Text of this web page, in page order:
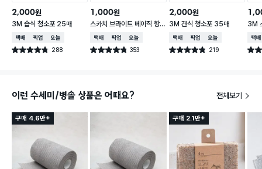
2,000원
3M 습식 청소포 25매
택배배송매장픽업오늘배송
별점 4.8점 288
건 작성
1,000원
스카치 브라이트 베이직 항
균스펀지 다목적 수세미 1P
택배배송매장픽업오늘배송
별점 4.8점 353
건 작성
2,000원
3M 건식 청소포 35매
택배배송매장픽업오늘배송
별점 4.8점 219
건 작성
3M
넘
택배
별점
이런 수세미/병솔 상품은 어때요? 전체보기
구매 4.6만+ 구매 2.1만+